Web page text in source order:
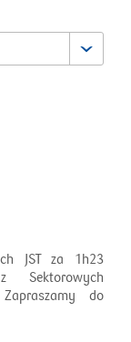
JST za 1h23
Sektorowych
do